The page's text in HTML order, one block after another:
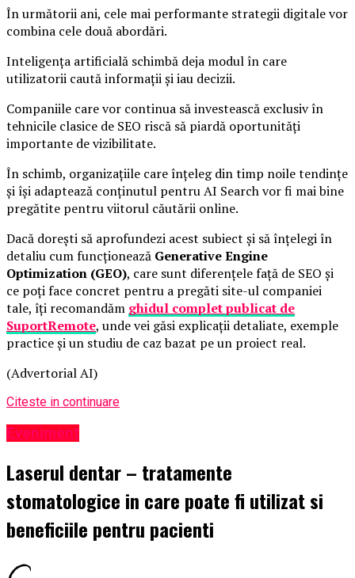
În următorii ani, cele mai performante strategii digitale vor
combina cele două abordări.
Inteligența artificială schimbă deja modul în care
utilizatorii caută informații și iau decizii.
Companiile care vor continua să investească exclusiv în
tehnicile clasice de SEO riscă să piardă oportunități
importante de vizibilitate.
În schimb, organizațiile care înțeleg din timp noile tendințe
și își adaptează conținutul pentru AI Search vor fi mai bine
pregătite pentru viitorul căutării online.
Dacă dorești să aprofundezi acest subiect și să înțelegi în
detaliu cum funcționează Generative Engine
Optimization (GEO), care sunt diferențele față de SEO și
ce poți face concret pentru a pregăti site-ul companiei
tale, îți recomandăm ghidul complet publicat de
SuportRemote, unde vei găsi explicații detaliate, exemple
practice și un studiu de caz bazat pe un proiect real.
(Advertorial AI)
Citeste in continuare
Eveniment
Laserul dentar – tratamente
stomatologice in care poate fi utilizat si
beneficiile pentru pacienti